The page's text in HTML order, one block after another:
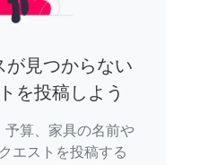
が見つからない
を投稿しよう
予算、家具の名前や
エストを投稿する